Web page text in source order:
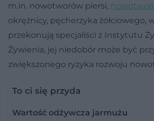
m.in. nowotworów piersi,
okrężnicy, pęcherzyka żółciowego,
przekonują specjaliści z Instytutu
Żywienia, jej niedobór może być
zwiększonego ryzyka rozwoju
To ci się przyda
Wartość odżywcza jarmużu